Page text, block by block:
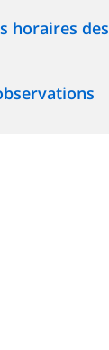
horaires des